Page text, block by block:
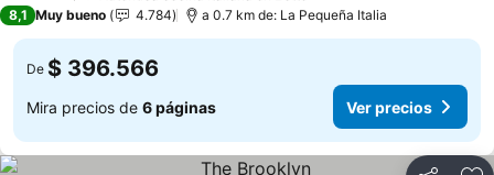
8,1 Muy bueno 4.784 a 0.7 km de: La Pequeña Italia
De $ 396.566
Mira precios de 6 páginas Ver precios